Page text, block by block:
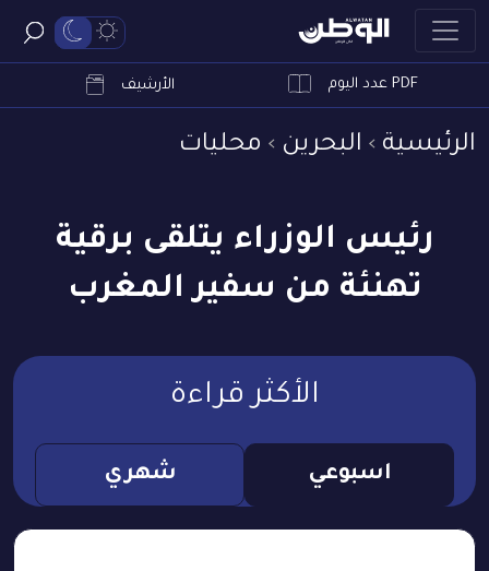
PDF عدد اليوم الأرشيف
الرئيسية البحرين محليات
رئيس الوزراء يتلقى برقية
تهنئة من سفير المغرب
الأكثر قراءة
اسبوعي شهري